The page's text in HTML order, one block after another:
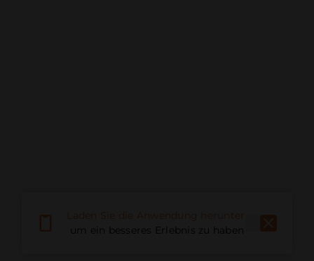
um ein besseres Erlebnis zu haben